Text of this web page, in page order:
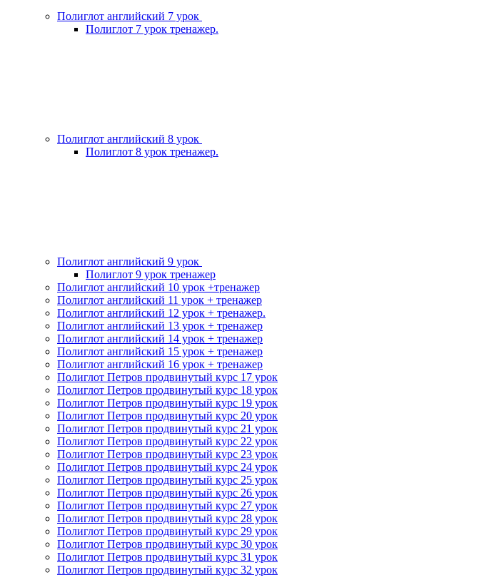
Полиглот английский 7 урок
Полиглот 7 урок тренажер.
Полиглот английский 8 урок
Полиглот 8 урок тренажер.
Полиглот английский 9 урок
Полиглот 9 урок тренажер
Полиглот английский 10 урок +тренажер
Полиглот английский 11 урок + тренажер
Полиглот английский 12 урок + тренажер.
Полиглот английский 13 урок + тренажер
Полиглот английский 14 урок + тренажер
Полиглот английский 15 урок + тренажер
Полиглот английский 16 урок + тренажер
Полиглот Петров продвинутый курс 17 урок
Полиглот Петров продвинутый курс 18 урок
Полиглот Петров продвинутый курс 19 урок
Полиглот Петров продвинутый курс 20 урок
Полиглот Петров продвинутый курс 21 урок
Полиглот Петров продвинутый курс 22 урок
Полиглот Петров продвинутый курс 23 урок
Полиглот Петров продвинутый курс 24 урок
Полиглот Петров продвинутый курс 25 урок
Полиглот Петров продвинутый курс 26 урок
Полиглот Петров продвинутый курс 27 урок
Полиглот Петров продвинутый курс 28 урок
Полиглот Петров продвинутый курс 29 урок
Полиглот Петров продвинутый курс 30 урок
Полиглот Петров продвинутый курс 31 урок
Полиглот Петров продвинутый курс 32 урок